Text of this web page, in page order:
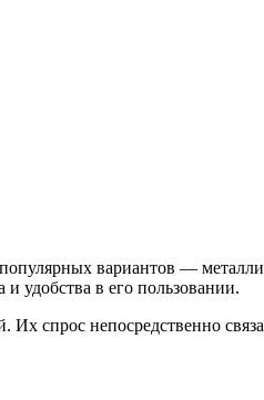
вариантов —
удобства в его пользовании.
Их спрос непосредственно